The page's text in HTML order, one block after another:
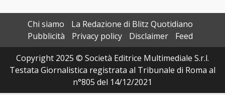
Chi siamo
La Redazione di Blitz Quotidiano
Pubblicità
Privacy policy Disclaimer
Feed
Copyright 2025 © Società Editrice Multimediale S.r.l.
Testata Giornalistica registrata al Tribunale di Roma al
n°805 del 14/12/2021